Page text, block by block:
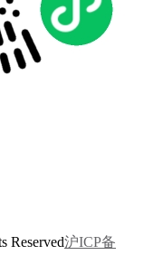
Reserved沪ICP备